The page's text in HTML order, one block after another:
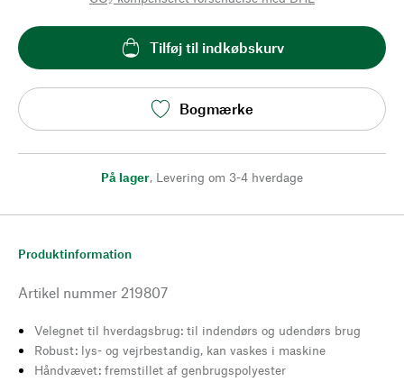
Tilføj til indkøbskurv
Bogmærke
På lager, Levering om 3-4 hverdage
Produktinformation
Artikel nummer 219807
Velegnet til hverdagsbrug: til indendørs og udendørs brug
Robust: lys- og vejrbestandig, kan vaskes i maskine
Håndvævet: fremstillet af genbrugspolyester